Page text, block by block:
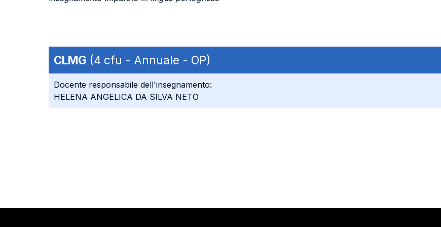
CLMG (4 cfu - Annuale - OP)
Docente responsabile dell'insegnamento:
HELENA ANGELICA DA SILVA NETO